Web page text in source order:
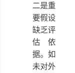
二是重
要假设
缺乏评
估依
据。如
未对外